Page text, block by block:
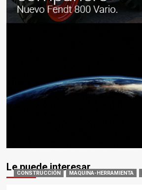
Le puede interesar
CONSTRUCCIÓN MAQUINA-HERRAMIENTA